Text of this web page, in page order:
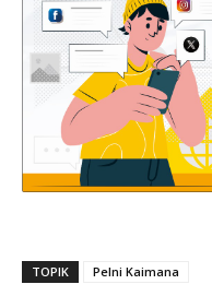
TOPIK Pelni Kaimana